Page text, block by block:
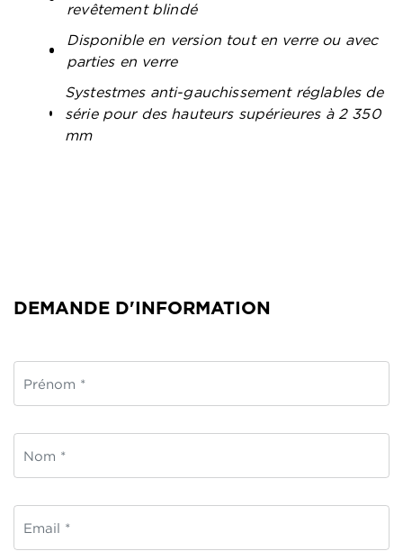
revêtement blindé
Disponible en version tout en verre ou avec
parties en verre
Systestmes anti-gauchissement réglables de
série pour des hauteurs supérieures à 2 350
mm
DEMANDE D'INFORMATION